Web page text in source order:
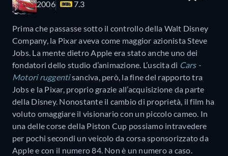
2006 7.3
Prima che passasse sotto il controllo della Walt Disney
Company, la Pixar aveva come maggior azionista Steve
Jobs. La mente dietro Apple era stato anche uno dei
fondatori dello studio d’animazione. L’uscita di Cars -
Motori ruggentisanciva, però, la fine del rapporto tra
Jobs e la Pixar, proprio grazie all’acquisizione da parte
della Disney. Nonostante il cambio di proprietà, il film ha
voluto omaggiare il visionario con un piccolo cameo. In
una delle corse della Piston Cup possiamo intravedere
per pochi secondi un veicolo da corsa sponsorizzato da
Apple e con il numero 84. Non è un numero a caso.